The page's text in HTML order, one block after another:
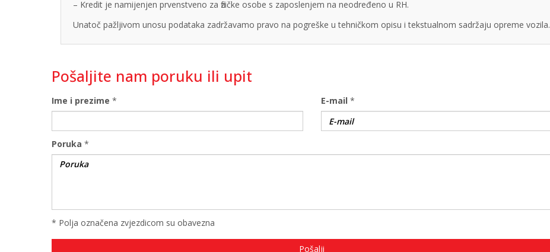
– Kredit je namijenjen prvenstveno za fizičke osobe s zaposlenjem na neodređeno u RH.
Unatoč pažljivom unosu podataka zadržavamo pravo na pogreške u tehničkom opisu i tekstualnom sadržaju opreme vozila.
Pošaljite nam poruku ili upit
Ime i prezime * E-mail *
Poruka *
* Polja označena zvjezdicom su obavezna